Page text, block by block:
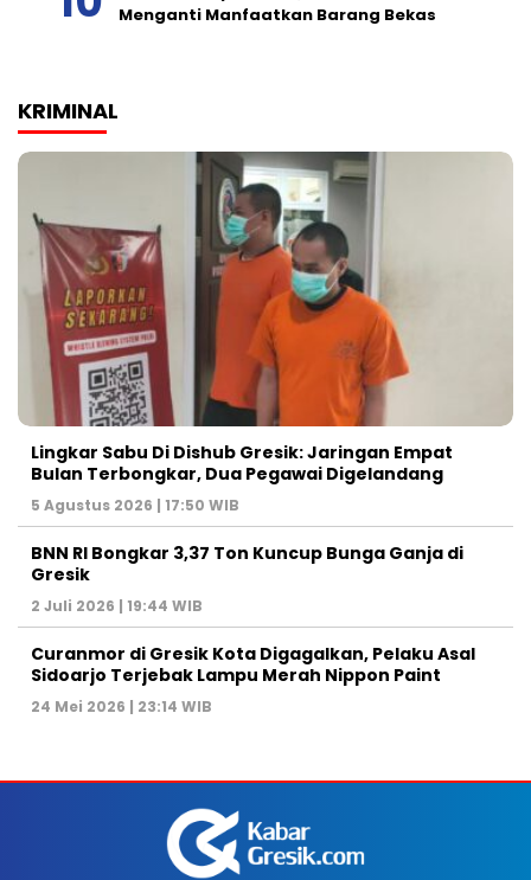
Menganti Manfaatkan Barang Bekas
KRIMINAL
Lingkar Sabu Di Dishub Gresik: Jaringan Empat
Bulan Terbongkar, Dua Pegawai Digelandang
5 Agustus 2026 | 17:50 WIB
BNN RI Bongkar 3,37 Ton Kuncup Bunga Ganja di
Gresik
2 Juli 2026 | 19:44 WIB
Curanmor di Gresik Kota Digagalkan, Pelaku Asal
Sidoarjo Terjebak Lampu Merah Nippon Paint
24 Mei 2026 | 23:14 WIB